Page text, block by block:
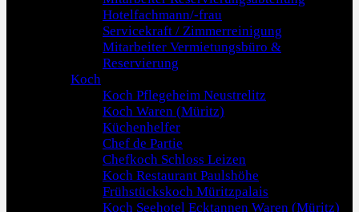
Hotelfachmann/-frau
Servicekraft / Zimmerreinigung
Mitarbeiter Vermietungsbüro &
Reservierung
Koch
Koch Pflegeheim Neustrelitz
Koch Waren (Müritz)
Küchenhelfer
Chef de Partie
Chefkoch Schloss Leizen
Koch Restaurant Paulshöhe
Frühstückskoch Müritzpalais
Koch Seehotel Ecktannen Waren (Müritz)